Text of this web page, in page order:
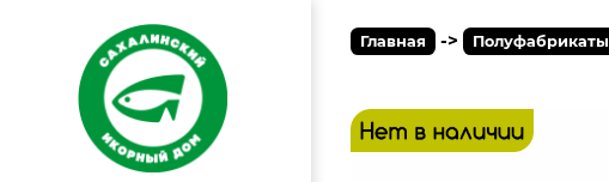
Главная -> Полуфабрикаты